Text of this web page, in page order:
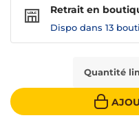
Quantité
Retrait en
Dispo dans 13